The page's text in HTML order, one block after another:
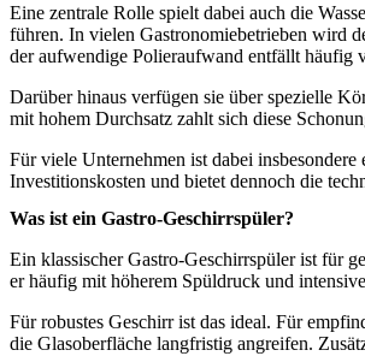
Eine zentrale Rolle spielt dabei auch die
führen. In vielen Gastronomiebetrieben wird
der aufwendige Polieraufwand entfällt häufig
Darüber hinaus verfügen sie über spezielle
mit hohem Durchsatz zahlt sich diese
Für viele Unternehmen ist dabei insbesondere
Investitionskosten und bietet dennoch die
Was ist ein Gastro-Geschirrspüler?
Ein klassischer Gastro-Geschirrspüler ist für
er häufig mit höherem Spüldruck und
Für robustes Geschirr ist das ideal. Für
die Glasoberfläche langfristig angreifen.